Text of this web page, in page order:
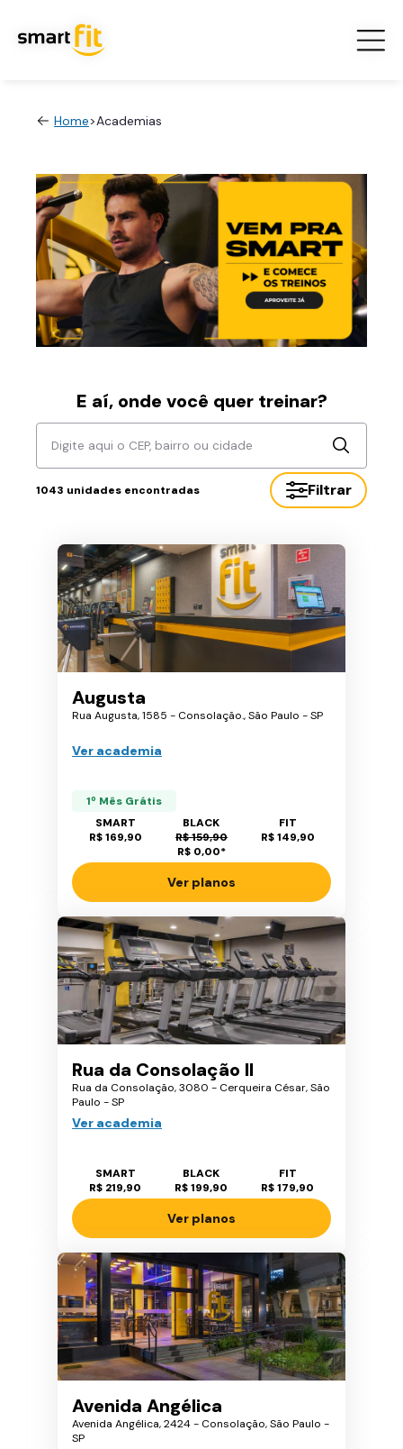
Home>Academias
E aí, onde você quer treinar?
Digite aqui o CEP, bairro ou cidade
1043 unidades encontradas Filtrar
Augusta
Rua Augusta, 1585 - Consolação., São Paulo - SP
Ver academia
1º Mês Grátis
SMART
R$ 169,90
BLACK
R$ 159,90
R$ 0,00*
FIT
R$ 149,90
Ver planos
Rua da Consolação II
Rua da Consolação, 3080 - Cerqueira César, São
Paulo - SP
Ver academia
SMART
R$ 219,90
BLACK
R$ 199,90
FIT
R$ 179,90
Ver planos
Avenida Angélica
Avenida Angélica, 2424 - Consolação, São Paulo -
SP